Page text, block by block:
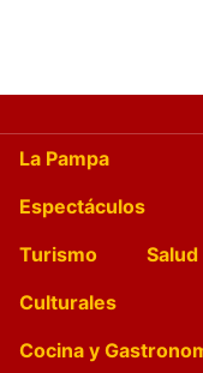
La Pampa
Espectáculos
Turismo
Salud
Culturales
Cocina y